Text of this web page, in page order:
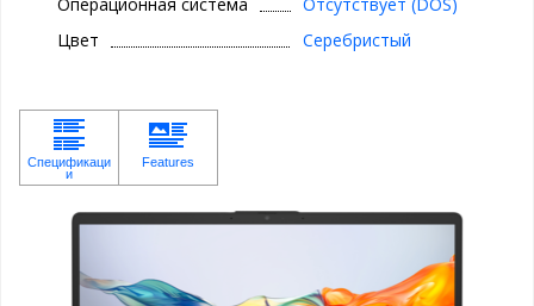
Операционная система
Отсутствует (DOS)
Цвет
Серебристый